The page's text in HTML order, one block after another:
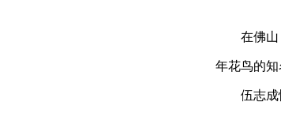
在佛山，
年花鸟的
伍志成性